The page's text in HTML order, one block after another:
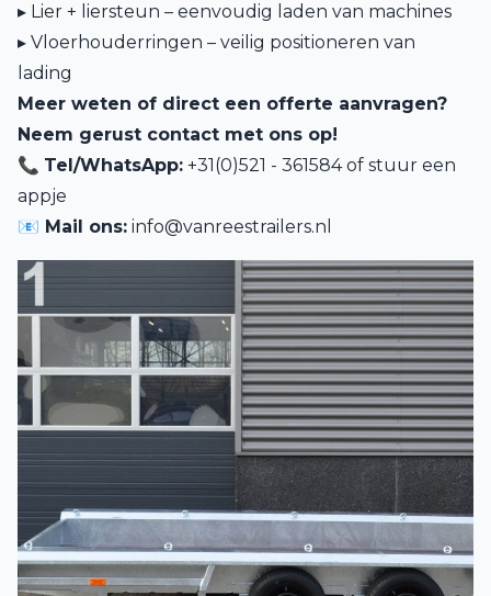
▸ Lier + liersteun – eenvoudig laden van machines
▸ Vloerhouderringen – veilig positioneren van
lading
Meer weten of direct een offerte aanvragen?
Neem gerust contact met ons op!
📞 Tel/WhatsApp: +31(0)521 - 361584 of stuur een
appje
📧 Mail ons: info@vanreestrailers.nl